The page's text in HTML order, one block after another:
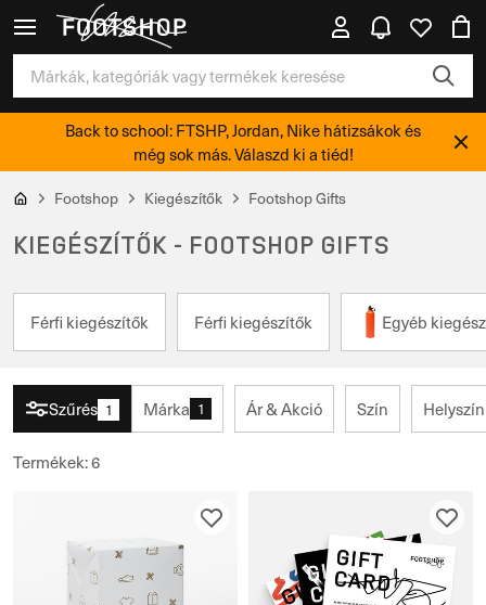
Back to school: FTSHP, Jordan, Nike hátizsákok és
még sok más. Válaszd ki a tiéd!
Footshop Kiegészítők Footshop Gifts
KIEGÉSZÍTŐK - FOOTSHOP GIFTS
Férfi kiegészítők Férfi kiegészítők Egyéb
Szűrés 1 Márka 1 Ár & Akció Szín Helyszín
Termékek:6